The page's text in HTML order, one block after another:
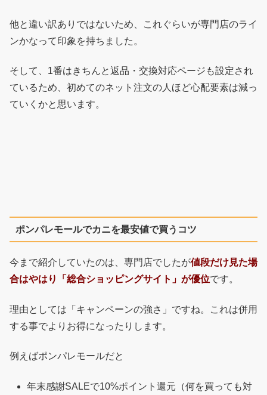
他と違い訳ありではないため、これぐらいが専門店のライ
ンかなって印象を持ちました。
そして、1番はきちんと返品・交換対応ページも設定され
ているため、初めてのネット注文の人ほど心配要素は減っ
ていくかと思います。
ポンパレモールでカニを最安値で買うコツ
今まで紹介していたのは、専門店でしたが値段だけ見た場
合はやはり「総合ショッピングサイト」が優位です。
理由としては「キャンペーンの強さ」ですね。これは併用
する事でよりお得になったりします。
例えばポンパレモールだと
年末感謝SALEで10%ポイント還元（何を買っても対